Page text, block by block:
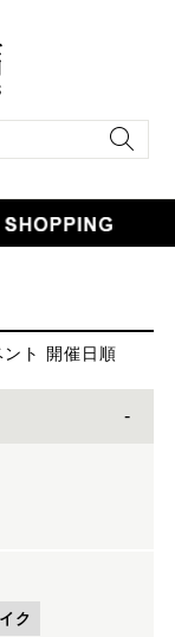
ト 開催日順
ク